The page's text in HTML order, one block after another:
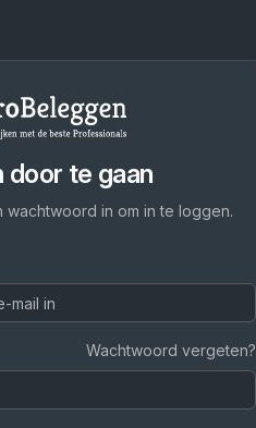
door te gaan
wachtwoord in om in te loggen.
Wachtwoord vergeten?